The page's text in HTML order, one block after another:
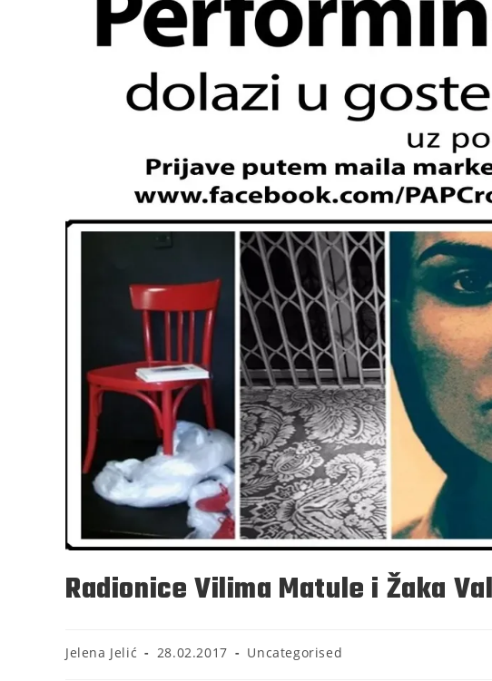
Radionice Vilima Matule i Žaka
Jelena Jelić 28.02.2017 Uncategorised